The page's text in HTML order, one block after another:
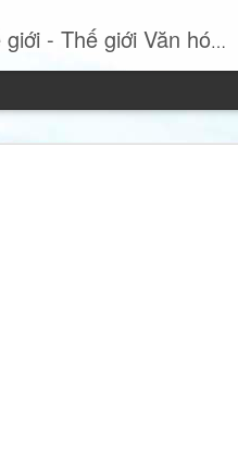
giới Văn hóa Online